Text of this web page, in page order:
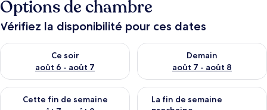
Options de chambre
Vérifiez la disponibilité pour ces dates
Ce soir
août 6 - août 7
Vérifier la disponibilité pour ce soir août 6 - août 7
Demain
août 7 - août 8
Vérifier la disponibilité pour
Cette fin de semaine
Vérifier la disponibilité pour cette fin de semaine août 7 -
La fin de semaine
Vérifier la disponibilité pour